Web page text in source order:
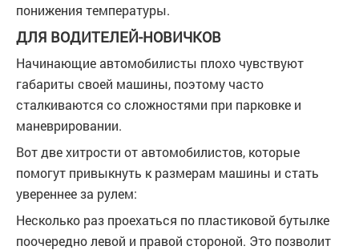
понижения температуры.
ДЛЯ ВОДИТЕЛЕЙ-НОВИЧКОВ
Начинающие автомобилисты плохо чувствуют
габариты своей машины, поэтому часто
сталкиваются со сложностями при парковке и
маневрировании.
Вот две хитрости от автомобилистов, которые
помогут привыкнуть к размерам машины и стать
увереннее за рулем:
Несколько раз проехаться по пластиковой бутылке
поочередно левой и правой стороной. Это позволит